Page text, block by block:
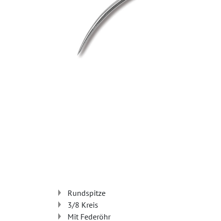
Rundspitze
3/8 Kreis
Mit Federöhr